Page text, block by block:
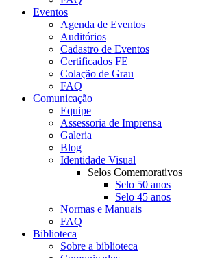
Eventos
Agenda de Eventos
Auditórios
Cadastro de Eventos
Certificados FE
Colação de Grau
FAQ
Comunicação
Equipe
Assessoria de Imprensa
Galeria
Blog
Identidade Visual
Selos Comemorativos
Selo 50 anos
Selo 45 anos
Normas e Manuais
FAQ
Biblioteca
Sobre a biblioteca